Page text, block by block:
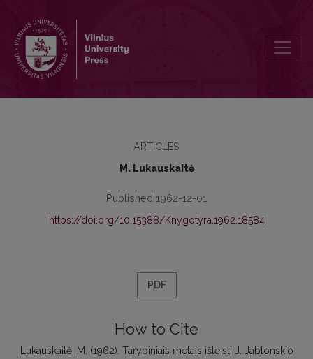
ARTICLES
M. Lukauskaitė
Published 1962-12-01
https://doi.org/10.15388/Knygotyra.1962.18584
PDF
How to Cite
Lukauskaitė, M. (1962). Tarybiniais metais išleisti J. Jablonskio